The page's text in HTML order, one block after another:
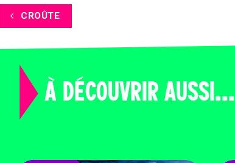
CROÛTE
À DÉCOUVRIR AUSSI...